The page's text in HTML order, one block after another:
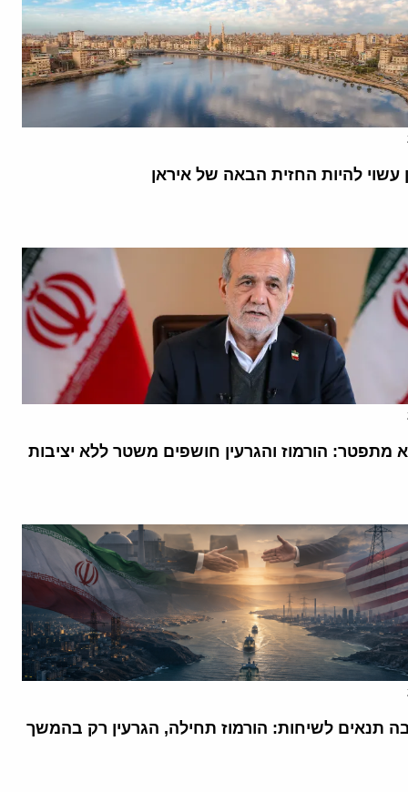
עשוי להיות החזית הבאה של איראן
מתפטר: הורמוז והגרעין חושפים משטר ללא יציבות
תנאים לשיחות: הורמוז תחילה, הגרעין רק בהמשך